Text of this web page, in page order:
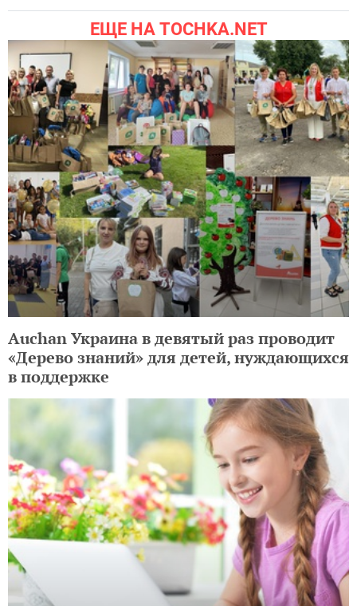
ЕЩЕ НА TOCHKA.NET
Auchan Украина в девятый раз проводит
«Дерево знаний» для детей, нуждающихся
в поддержке